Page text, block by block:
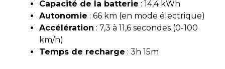
Capacité de la batterie : 14,4 kWh
Autonomie : 66 km (en mode électrique)
Accélération : 7,3 à 11,6 secondes (0-100
km/h)
Temps de recharge : 3h 15m